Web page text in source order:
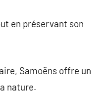
en préservant son
Samoëns offre un
nature.